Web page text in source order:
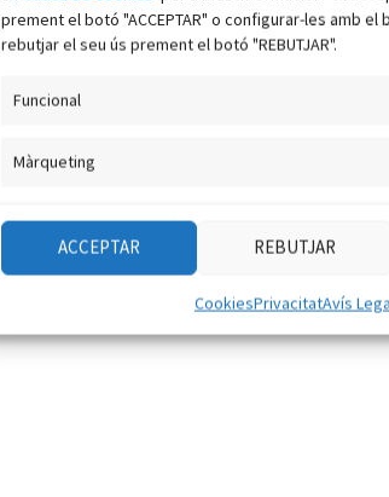
prement el botó "ACCEPTAR" o configurar-les amb el
rebutjar el seu ús prement el botó "REBUTJAR".
Funcional
Màrqueting
ACCEPTAR REBUTJAR
CookiesPrivacitatAvís